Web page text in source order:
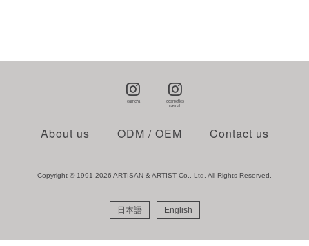
About us ODM / OEM Contact us
Copyright © 1991-2026 ARTISAN & ARTIST Co., Ltd. All Rights Reserved.
日本語 English